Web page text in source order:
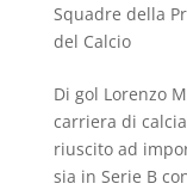
Squadre della
del Calcio
Di gol Lorenzo
carriera di
riuscito ad
sia in Serie B